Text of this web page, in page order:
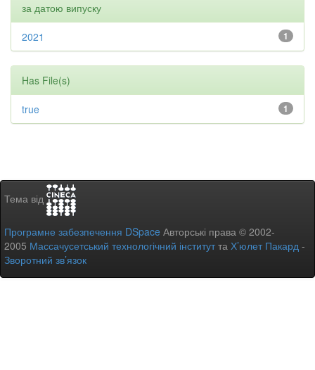
за датою випуску
1
2021
Has File(s)
1
true
Тема від
Програмне забезпечення DSpace Авторські права © 2002-
2005 Массачусетський технологічний інститутта Х’юлет Пакард -
Зворотний зв’язок